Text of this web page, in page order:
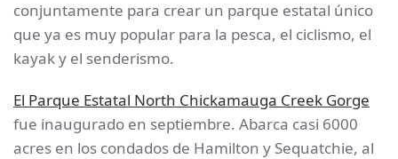
conjuntamente para crear un parque estatal único
que ya es muy popular para la pesca, el ciclismo, el
kayak y el senderismo.
El Parque Estatal North Chickamauga Creek Gorge
fue inaugurado en septiembre. Abarca casi 6000
acres en los condados de Hamilton y Sequatchie, al